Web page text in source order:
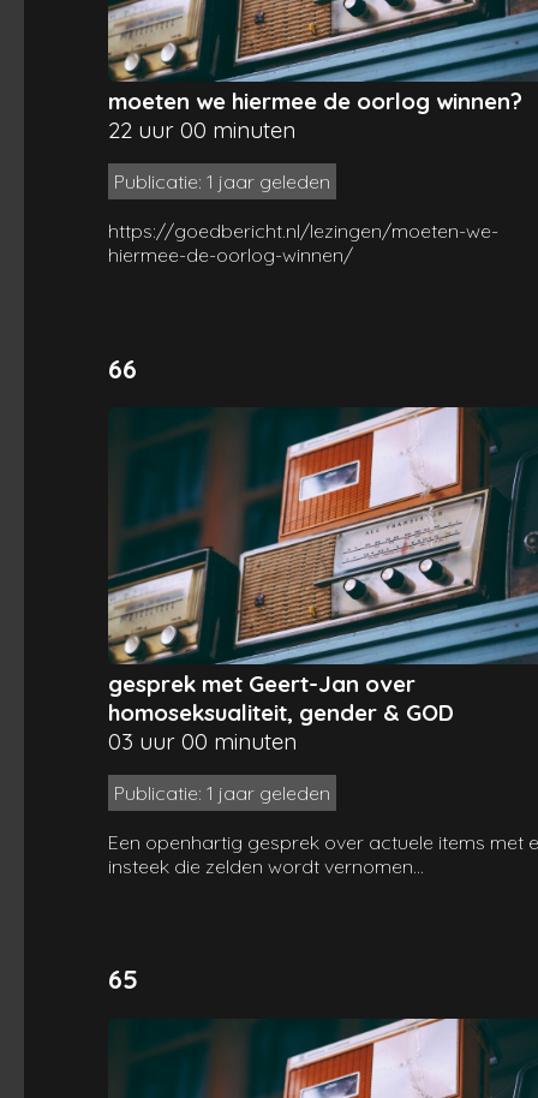
moeten we hiermee de oorlog winnen?
22 uur 00 minuten
Publicatie: 1 jaar geleden
https://goedbericht.nl/lezingen/moeten-we-
hiermee-de-oorlog-winnen/
66
gesprek met Geert-Jan over
homoseksualiteit, gender & GOD
03 uur 00 minuten
Publicatie: 1 jaar geleden
Een openhartig gesprek over actuele items met
insteek die zelden wordt vernomen...
65